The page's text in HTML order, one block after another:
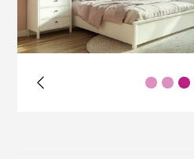
עיצוב שאבי שיק